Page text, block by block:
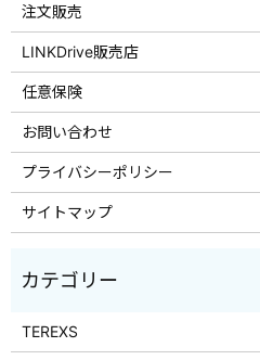
注文販売
LINKDrive販売店
任意保険
お問い合わせ
プライバシーポリシー
サイトマップ
TEREXS